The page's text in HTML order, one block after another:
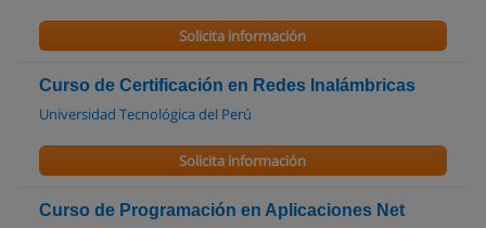
Solicita información
Curso de Certificación en Redes Inalámbricas
Universidad Tecnológica del Perú
Solicita información
Curso de Programación en Aplicaciones Net